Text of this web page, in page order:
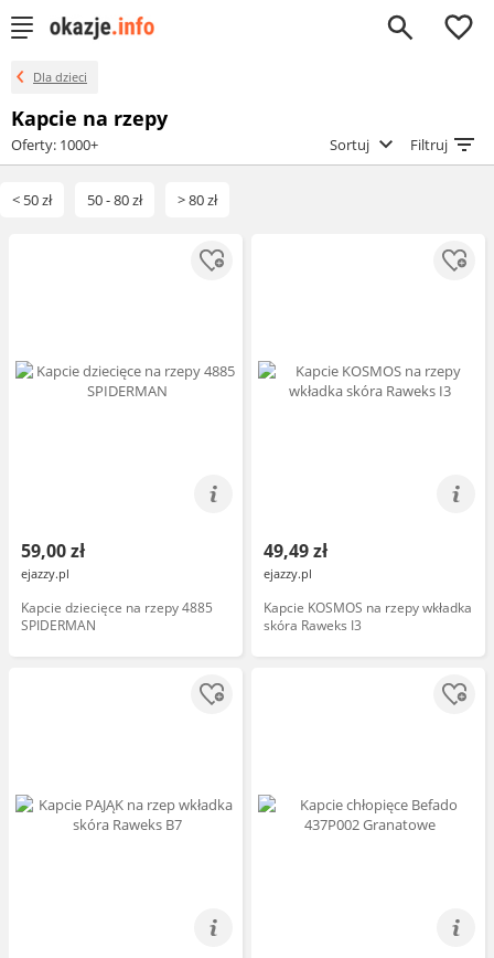
0
Dla dzieci
Kapcie na rzepy
Oferty: 1000+ Sortuj Filtruj
< 50 zł 50 - 80 zł > 80 zł
59,00 zł
ejazzy.pl
Kapcie dziecięce na rzepy 4885
SPIDERMAN
49,49 zł
ejazzy.pl
Kapcie KOSMOS na rzepy wkładka
skóra Raweks I3